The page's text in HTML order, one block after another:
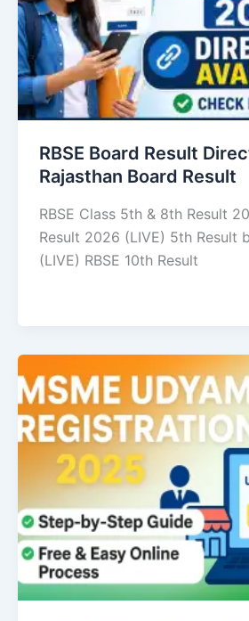
RBSE Board Result
Rajasthan Board Result
RBSE Class 5th & 8th Result
Result 2026 (LIVE) 5th Result
(LIVE) RBSE 10th Result